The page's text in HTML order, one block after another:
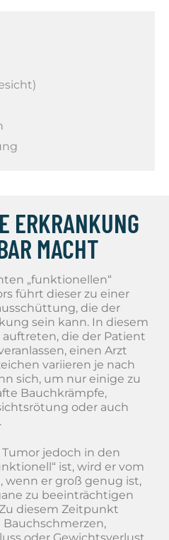
ERKRANKUNG
MACHT
„funktionellen“
führt dieser zu einer
die der
sein kann. In diesem
die der Patient
einen Arzt
variieren je nach
sich, um nur einige zu
Bauchkrämpfe,
oder auch
jedoch in den
ist, wird er vom
wenn er groß genug ist,
zu beeinträchtigen
diesem Zeitpunkt